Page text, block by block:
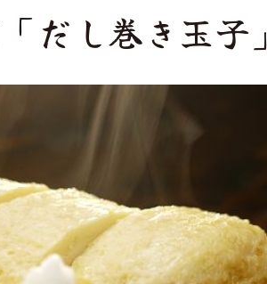
「だし巻き玉子